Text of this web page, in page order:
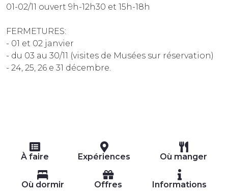
01-02/11 ouvert 9h-12h30 et 15h-18h
FERMETURES:
- 01 et 02 janvier
- du 03 au 30/11 (visites de Musées sur réservation)
- 24, 25, 26 e 31 décembre.
À faire Expériences Où manger
Où dormir Offres Informations